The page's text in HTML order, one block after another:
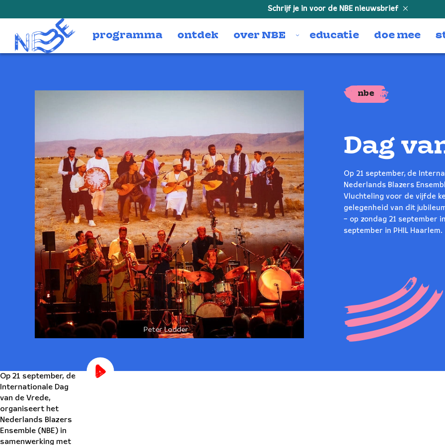
Schrijf je in voor de NBE nieuwsbrief
programma ontdek over NBE educatie doe mee
Peter Lodder
nbe
Dag
Op 21 september, de
Nederlands Blazers
Vluchteling voor de vijfde
gelegenheid van dit
– op zondag 21 september
september in PHIL Haarlem.
Op 21 september, de
Internationale Dag
van de Vrede,
organiseert het
Nederlands Blazers
Ensemble (NBE) in
samenwerking met